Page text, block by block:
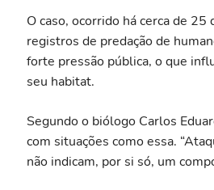
O caso, ocorrido há cerca de
registros de predação de
forte pressão pública, o que
seu habitat.
Segundo o biólogo Carlos
com situações como essa.
não indicam, por si só, um